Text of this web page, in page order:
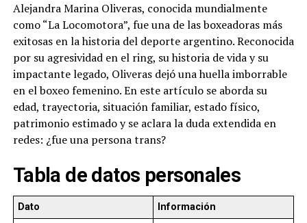
Alejandra Marina Oliveras, conocida mundialmente
como “La Locomotora”, fue una de las boxeadoras más
exitosas en la historia del deporte argentino. Reconocida
por su agresividad en el ring, su historia de vida y su
impactante legado, Oliveras dejó una huella imborrable
en el boxeo femenino. En este artículo se aborda su
edad, trayectoria, situación familiar, estado físico,
patrimonio estimado y se aclara la duda extendida en
redes: ¿fue una persona trans?
Tabla de datos personales
Dato
Información